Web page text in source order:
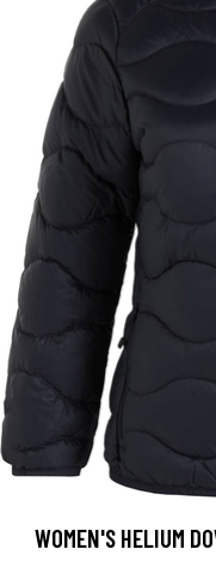
WOMEN'S HELIUM